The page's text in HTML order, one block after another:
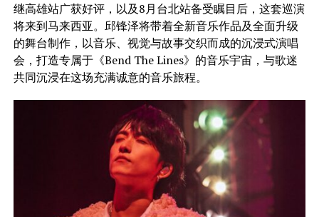
继高雄站广获好评，以及8月台北站备受瞩目后，这套巡演
将来到马来西亚。邱锋泽将带着全新音乐作品及全面升级
的舞台制作，以音乐、视觉与故事交织而成的沉浸式演唱
会，打造专属于《Bend The Lines》的音乐宇宙，与歌迷
共同沉浸在这场充满诚意的音乐旅程。